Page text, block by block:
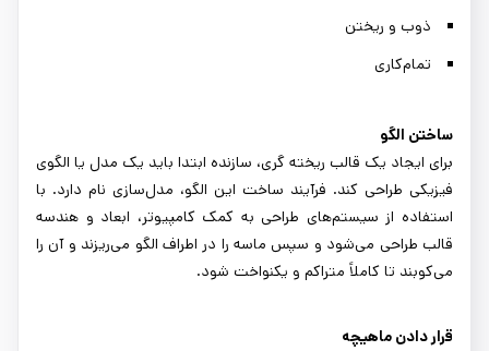
ذوب و ریختن
تمام‌کاری
ساختن الگو
برای ایجاد یک قالب ریخته گری، سازنده ابتدا باید یک مدل یا الگوی
فیزیکی طراحی کند. فرآیند ساخت این الگو، مدل‌سازی نام دارد. با
استفاده از سیستم‌های طراحی به کمک کامپیوتر، ابعاد و هندسه
قالب طراحی می‌شود و سپس ماسه را در اطراف الگو می‌ریزند و آن را
می‌کوبند تا کاملاً متراکم و یکنواخت شود.
قرار دادن ماهیچه